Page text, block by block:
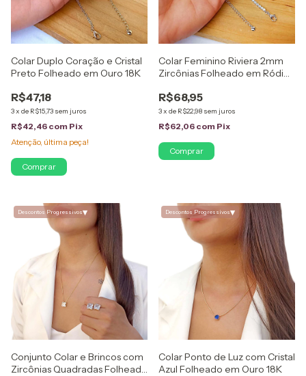
Colar Duplo Coração e Cristal
Preto Folheado em Ouro 18K
R$47,18
3x de R$15,73 sem juros
R$42,46 com Pix
Atenção, última peça!
Colar Feminino Riviera 2mm
Zircônias Folheado em Ródio
R$68,95
3x de R$22,98 sem juros
R$62,06 com Pix
Descontos Progressivos▾
Conjunto Colar e Brincos com
Zircônias Quadradas Folheado
Descontos Progressivos▾
Colar Ponto de Luz com Cristal
Azul Folheado em Ouro 18K